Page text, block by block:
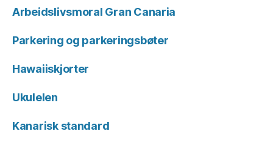
Arbeidslivsmoral Gran Canaria
Parkering og parkeringsbøter
Hawaiiskjorter
Ukulelen
Kanarisk standard